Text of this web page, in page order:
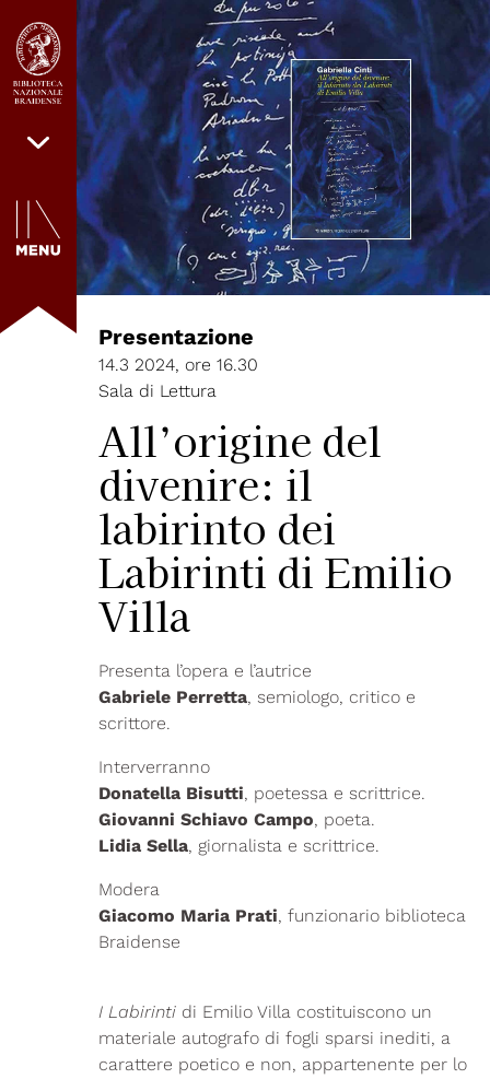
Presentazione
14.3 2024, ore 16.30
Sala di Lettura
All’origine del
divenire: il
labirinto dei
Labirinti di Emilio
Villa
Presenta l’opera e l’autrice
Gabriele Perretta, semiologo, critico e
scrittore.
Interverranno
Donatella Bisutti, poetessa e scrittrice.
Giovanni Schiavo Campo, poeta.
Lidia Sella, giornalista e scrittrice.
Modera
Giacomo Maria Prati, funzionario biblioteca
Braidense
I Labirinti di Emilio Villa costituiscono un
materiale autografo di fogli sparsi inediti, a
carattere poetico e non, appartenente per lo